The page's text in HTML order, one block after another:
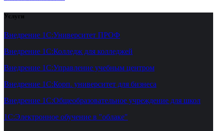
Услуги
Внедрение 1С:Университет ПРОФ
Внедрение 1С:Колледж для колледжей
Внедрение 1С:Управление учебным центром
Внедрение 1С:Корп. университет для бизнеса
Внедрение 1С:Общеобразовательное учреждение для школ
1С:Электронное обучение в "облаке"